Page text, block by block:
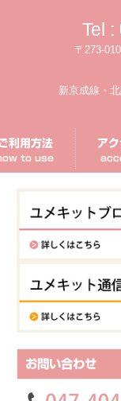
Tel :
〒273-
新京成線・
利用方法
to use
ア
お問い合わせ